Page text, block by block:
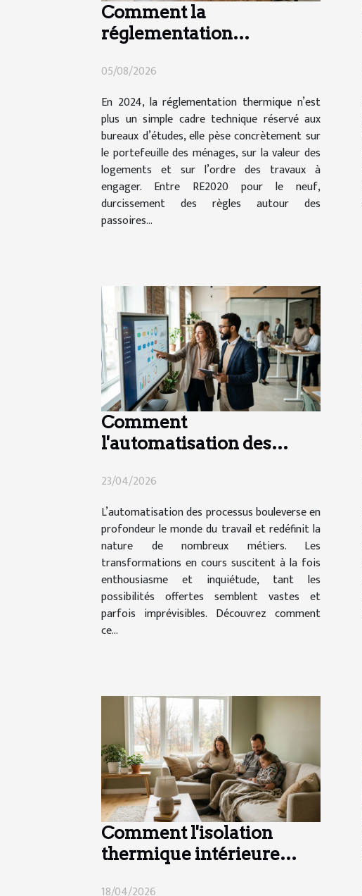
Comment la
réglementation
choix de travaux en 2024
05/08/2026
En 2024, la réglementation thermique n’est
plus un simple cadre technique réservé aux
bureaux d’études, elle pèse concrètement sur
le portefeuille des ménages, sur la valeur des
logements et sur l’ordre des travaux à
engager. Entre RE2020 pour le neuf,
durcissement des règles autour des
passoires...
Comment
l'automatisation des
elle le secteur de l'emploi
?
23/04/2026
L’automatisation des processus bouleverse en
profondeur le monde du travail et redéfinit la
nature de nombreux métiers. Les
transformations en cours suscitent à la fois
enthousiasme et inquiétude, tant les
possibilités offertes semblent vastes et
parfois imprévisibles. Découvrez comment
ce...
Comment l'isolation
thermique intérieure
18/04/2026